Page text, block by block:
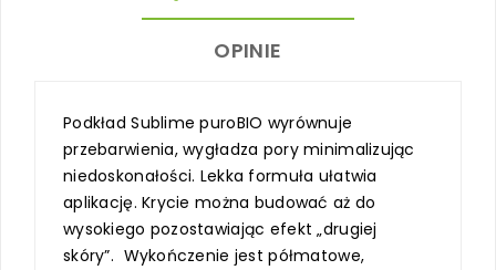
OPINIE
Podkład Sublime puroBIO wyrównuje
przebarwienia, wygładza pory minimalizując
niedoskonałości. Lekka formuła ułatwia
aplikację. Krycie można budować aż do
wysokiego pozostawiając efekt „drugiej
skóry”. Wykończenie jest półmatowe,